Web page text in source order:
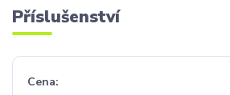
Příslušenství
Cena: